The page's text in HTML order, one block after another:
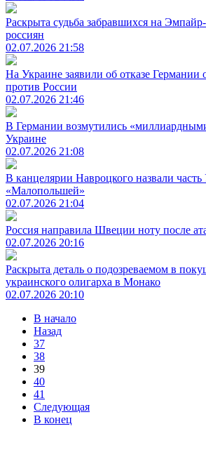
Раскрыта судьба забравшихся на
россиян
02.07.2026 21:58
На Украине заявили об отказе Германии
против России
02.07.2026 21:46
В Германии возмутились
Украине
02.07.2026 21:08
В канцелярии Навроцкого назвали
«Малопольшей»
02.07.2026 21:04
Россия направила Швеции ноту после
02.07.2026 20:16
Раскрыта деталь о подозреваемом в
украинского олигарха в Монако
02.07.2026 20:10
В начало
Назад
37
38
39
40
41
Следующая
В конец